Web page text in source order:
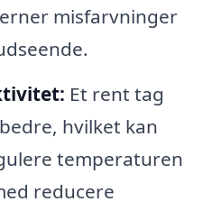
misfarvninger
Et rent tag
hvilket kan
temperaturen
reducere